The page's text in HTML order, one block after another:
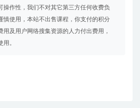
操作性，我们不对其它第三方任何收费负
慎使用，本站不出售课程，你支付的积分
用及用户网络搜集资源的人力付出费用，
用。